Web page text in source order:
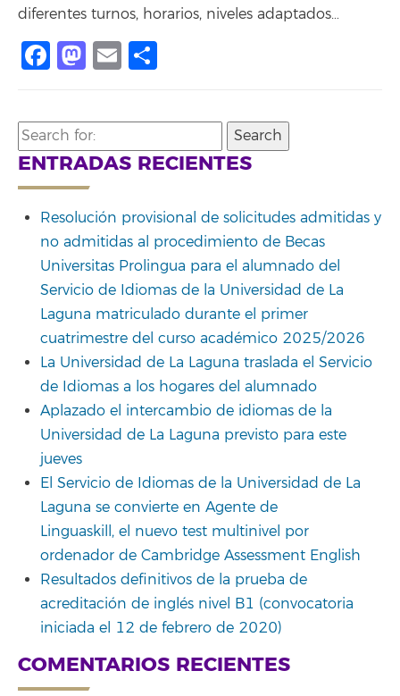
diferentes turnos, horarios, niveles adaptados…
Facebook
Mastodon
Email
Search
for:
ENTRADAS RECIENTES
Resolución provisional de solicitudes admitidas y
no admitidas al procedimiento de Becas
Universitas Prolingua para el alumnado del
Servicio de Idiomas de la Universidad de La
Laguna matriculado durante el primer
cuatrimestre del curso académico 2025/2026
La Universidad de La Laguna traslada el Servicio
de Idiomas a los hogares del alumnado
Aplazado el intercambio de idiomas de la
Universidad de La Laguna previsto para este
jueves
El Servicio de Idiomas de la Universidad de La
Laguna se convierte en Agente de
Linguaskill, el nuevo test multinivel por
ordenador de Cambridge Assessment English
Resultados definitivos de la prueba de
acreditación de inglés nivel B1 (convocatoria
iniciada el 12 de febrero de 2020)
COMENTARIOS RECIENTES